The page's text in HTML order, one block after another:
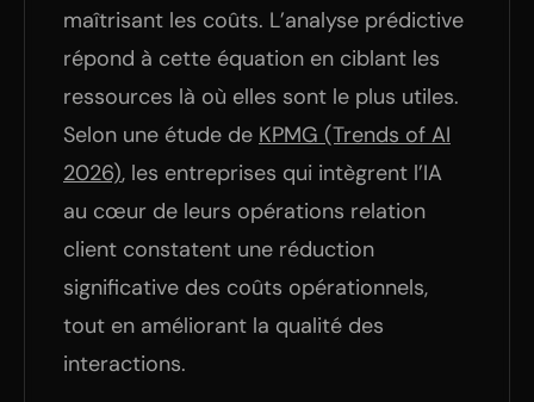
maîtrisant les coûts. L’analyse prédictive
répond à cette équation en ciblant les
ressources là où elles sont le plus utiles.
Selon une étude de KPMG (Trends of AI
2026), les entreprises qui intègrent l’IA
au cœur de leurs opérations relation
client constatent une réduction
significative des coûts opérationnels,
tout en améliorant la qualité des
interactions.